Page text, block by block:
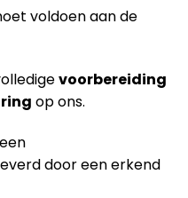
voldoen aan de
voorbereiding
op ons.
door een erkend